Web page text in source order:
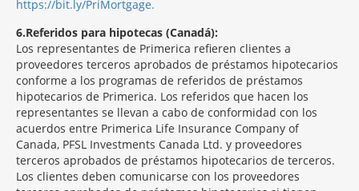
https://bit.ly/PriMortgage.
6 Referidos para hipotecas (Canadá):
Los representantes de Primerica refieren clientes a
proveedores terceros aprobados de préstamos hipotecarios
conforme a los programas de referidos de préstamos
hipotecarios de Primerica. Los referidos que hacen los
representantes se llevan a cabo de conformidad con los
acuerdos entre Primerica Life Insurance Company of
Canada, PFSL Investments Canada Ltd. y proveedores
terceros aprobados de préstamos hipotecarios de terceros.
Los clientes deben comunicarse con los proveedores